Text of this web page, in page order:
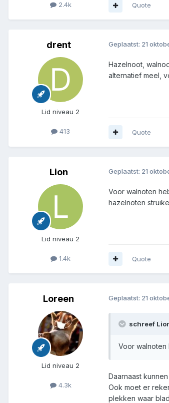
2.4k Quote
drent
Lid niveau 2
413
Geplaatst: 21
Hazelnoot,
alternatief meel,
Quote
Lion
Lid niveau 2
1.4k
Geplaatst: 21
Voor walnoten
hazelnoten
Quote
Loreen
Lid niveau 2
4.3k
Geplaatst: 21
schreef
Voor
Daarnaast
Ook moet er
plekken waar